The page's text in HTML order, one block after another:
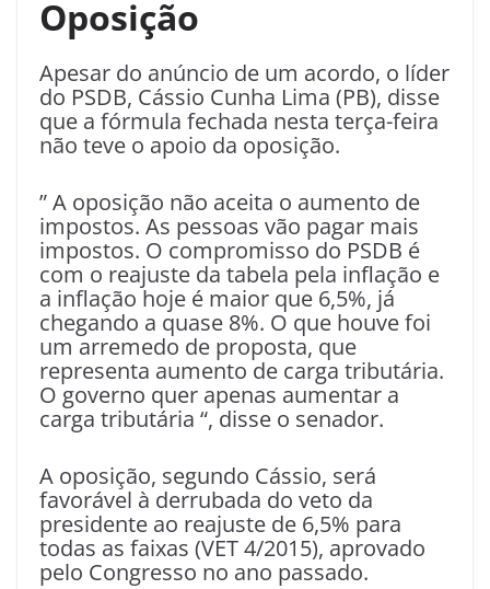
Oposição
Apesar do anúncio de um acordo, o líder
do PSDB, Cássio Cunha Lima (PB), disse
que a fórmula fechada nesta terça-feira
não teve o apoio da oposição.
” A oposição não aceita o aumento de
impostos. As pessoas vão pagar mais
impostos. O compromisso do PSDB é
com o reajuste da tabela pela inflação e
a inflação hoje é maior que 6,5%, já
chegando a quase 8%. O que houve foi
um arremedo de proposta, que
representa aumento de carga tributária.
O governo quer apenas aumentar a
carga tributária “, disse o senador.
A oposição, segundo Cássio, será
favorável à derrubada do veto da
presidente ao reajuste de 6,5% para
todas as faixas (VET 4/2015), aprovado
pelo Congresso no ano passado.